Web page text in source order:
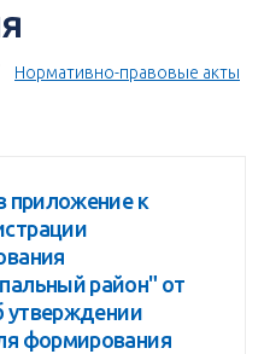
Нормативно-правовые акты
приложение к
район" от
утверждении
формирования